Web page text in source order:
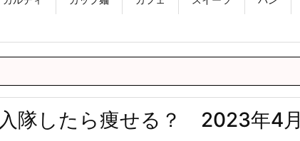
入隊したら痩せる？ 2023年4月